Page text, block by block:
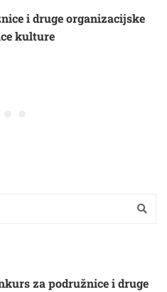
i druge organizacijske
kulture
za podružnice i druge